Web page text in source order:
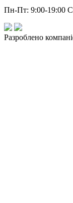
Пн-Пт: 9:00-19:00
Разроблено